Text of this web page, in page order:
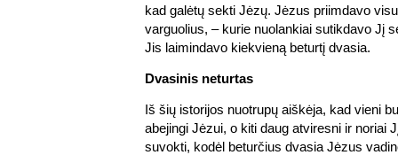
kad galėtų sekti Jėzų. Jėzus priimdavo
varguolius, – kurie nuolankiai sutikdavo Jį
Jis laimindavo kiekvieną beturtį dvasia.
Dvasinis neturtas
Iš šių istorijos nuotrupų aiškėja, kad vieni
abejingi Jėzui, o kiti daug atviresni ir noriai
suvokti, kodėl beturčius dvasia Jėzus